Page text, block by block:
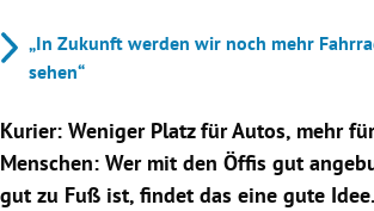
„In Zukunft werden wir noch mehr
sehen“
Kurier: Weniger Platz für Autos, mehr
Menschen: Wer mit den Öffis gut
gut zu Fuß ist, findet das eine gute